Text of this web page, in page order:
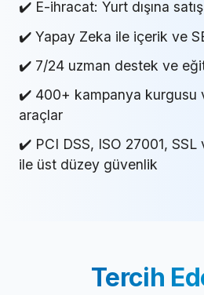
✔️ E-ihracat: Yurt dışına
✔️ Yapay Zeka ile içerik ve
✔️ 7/24 uzman destek ve
✔️ 400+ kampanya kurgusu
araçlar
✔️ PCI DSS, ISO 27001, SSL
ile üst düzey güvenlik
Tercih